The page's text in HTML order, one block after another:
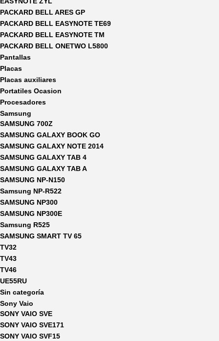
PACKARD BELL ARES GP
PACKARD BELL EASYNOTE TE69
PACKARD BELL EASYNOTE TM
PACKARD BELL ONETWO L5800
Pantallas
Placas
Placas auxiliares
Portatiles Ocasion
Procesadores
Samsung
SAMSUNG 700Z
SAMSUNG GALAXY BOOK GO
SAMSUNG GALAXY NOTE 2014
SAMSUNG GALAXY TAB 4
SAMSUNG GALAXY TAB A
SAMSUNG NP-N150
Samsung NP-R522
SAMSUNG NP300
SAMSUNG NP300E
Samsung R525
SAMSUNG SMART TV 65
TV32
TV43
TV46
UE55RU
Sin categoría
Sony Vaio
SONY VAIO SVE
SONY VAIO SVE171
SONY VAIO SVF15